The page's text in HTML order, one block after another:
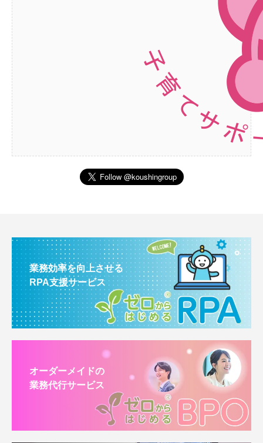
業務効率を向上させる
RPA支援サービス
オーダーメイドの
業務代行サービス